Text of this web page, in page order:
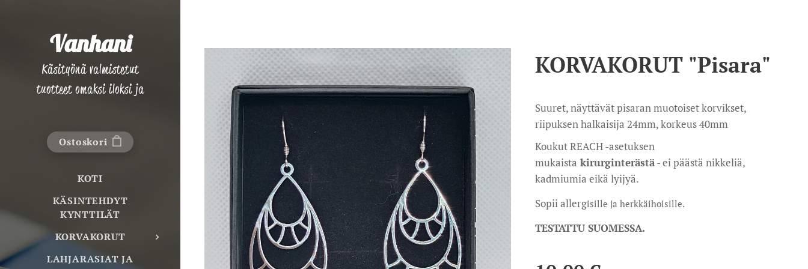
Vanhani
Käsityönä valmistetut
tuotteet omaksi iloksi ja
Ostoskori
KOTI
KÄSINTEHDYT
KYNTTILÄT
KORVAKORUT
LAHJARASIAT JA
KORVAKORUT "Pisara"
Suuret, näyttävät pisaran muotoiset korvikset,
riipuksen halkaisija 24mm, korkeus 40mm
Koukut REACH -asetuksen
mukaista kirurginterästä- ei päästä nikkeliä,
kadmiumia eikä lyijyä.
Sopii allergisille ja herkkäihoisille.
TESTATTU SUOMESSA.